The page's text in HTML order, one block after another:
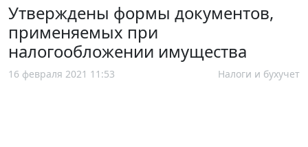
Утверждены формы документов,
применяемых при
налогообложении имущества
16 февраля 2021 11:53 Налоги и бухучет